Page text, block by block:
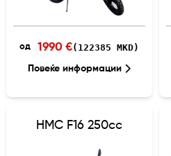
Повеќе информации
од 1990 €(122385 MKD)
HMC F16 250cc